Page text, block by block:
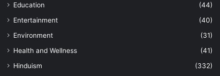
Education
(44)
Entertainment
(40)
Environment
(31)
Health and Wellness
(41)
Hinduism
(332)